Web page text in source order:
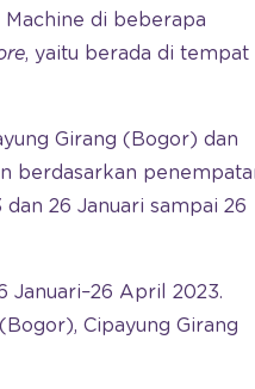
di beberapa
, yaitu berada di tempat
Girang (Bogor) dan
berdasarkan
26 Januari sampai 26
Januari–26 April 2023.
Cipayung Girang